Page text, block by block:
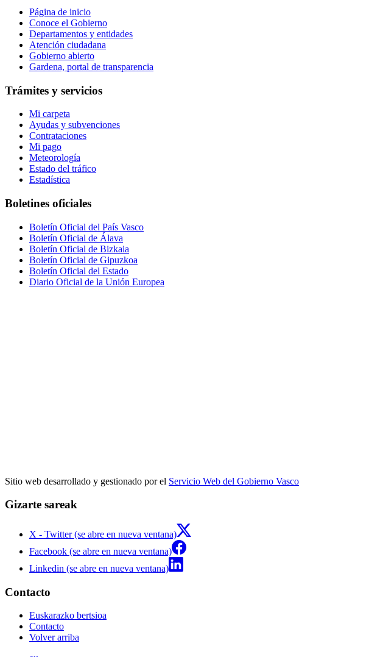
Página de inicio
Conoce el Gobierno
Departamentos y entidades
Atención ciudadana
Gobierno abierto
Gardena, portal de transparencia
Trámites y servicios
Mi carpeta
Ayudas y subvenciones
Contrataciones
Mi pago
Meteorología
Estado del tráfico
Estadística
Boletines oficiales
Boletín Oficial del País Vasco
Boletín Oficial de Álava
Boletín Oficial de Bizkaia
Boletín Oficial de Gipuzkoa
Boletín Oficial del Estado
Diario Oficial de la Unión Europea
Sitio web desarrollado y gestionado por el Servicio Web del Gobierno Vasco
Gizarte sareak
X - Twitter (se abre en nueva ventana)
Facebook (se abre en nueva ventana)
Linkedin (se abre en nueva ventana)
Contacto
Euskarazko bertsioa
Contacto
Volver arriba